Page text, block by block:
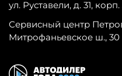
ул. Руставели, д. 31, корп.
Сервисный центр
Митрофаньевское ш., 30